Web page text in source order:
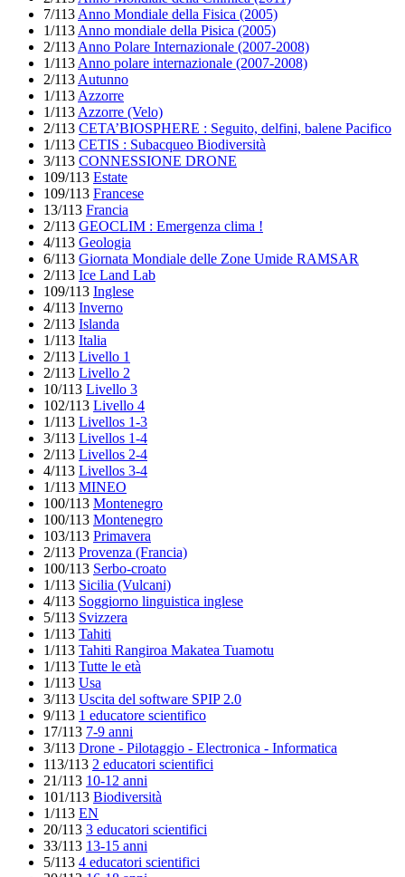
7/113 Anno Mondiale della Fisica (2005)
1/113 Anno mondiale della Pisica (2005)
2/113 Anno Polare Internazionale (2007-2008)
1/113 Anno polare internazionale (2007-2008)
2/113 Autunno
1/113 Azzorre
1/113 Azzorre (Velo)
2/113 CETA’BIOSPHERE : Seguito, delfini, balene Pacifico
1/113 CETIS : Subacqueo Biodiversità
3/113 CONNESSIONE DRONE
109/113 Estate
109/113 Francese
13/113 Francia
2/113 GEOCLIM : Emergenza clima !
4/113 Geologia
6/113 Giornata Mondiale delle Zone Umide RAMSAR
2/113 Ice Land Lab
109/113 Inglese
4/113 Inverno
2/113 Islanda
1/113 Italia
2/113 Livello 1
2/113 Livello 2
10/113 Livello 3
102/113 Livello 4
1/113 Livellos 1-3
3/113 Livellos 1-4
2/113 Livellos 2-4
4/113 Livellos 3-4
1/113 MINEO
100/113 Montenegro
100/113 Montenegro
103/113 Primavera
2/113 Provenza (Francia)
100/113 Serbo-croato
1/113 Sicilia (Vulcani)
4/113 Soggiorno linguistica inglese
5/113 Svizzera
1/113 Tahiti
1/113 Tahiti Rangiroa Makatea Tuamotu
1/113 Tutte le età
1/113 Usa
3/113 Uscita del software SPIP 2.0
9/113 1 educatore scientifico
17/113 7-9 anni
3/113 Drone - Pilotaggio - Electronica - Informatica
113/113 2 educatori scientifici
21/113 10-12 anni
101/113 Biodiversità
1/113 EN
20/113 3 educatori scientifici
33/113 13-15 anni
5/113 4 educatori scientifici